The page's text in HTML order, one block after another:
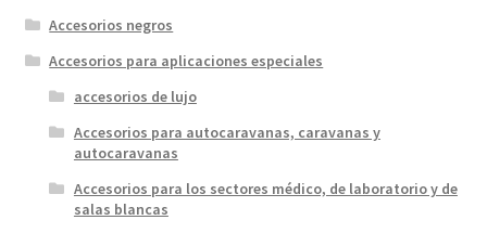
Accesorios negros
Accesorios para aplicaciones especiales
accesorios de lujo
Accesorios para autocaravanas, caravanas y
autocaravanas
Accesorios para los sectores médico, de laboratorio y de
salas blancas